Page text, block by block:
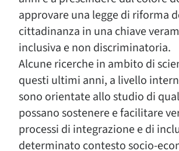
approvare una legge di riforma
cittadinanza in una chiave
inclusiva e non discriminatoria.
Alcune ricerche in ambito di
questi ultimi anni, a livello
sono orientate allo studio di
possano sostenere e facilitare
processi di integrazione e di
determinato contesto socio-